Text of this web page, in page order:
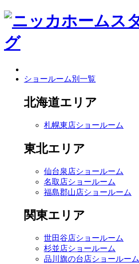
ショールーム別一覧
北海道エリア
札幌東店ショールーム
東北エリア
仙台泉店ショールーム
名取店ショールーム
福島郡山店ショールーム
関東エリア
世田谷店ショールーム
杉並店ショールーム
品川旗の台店ショールーム